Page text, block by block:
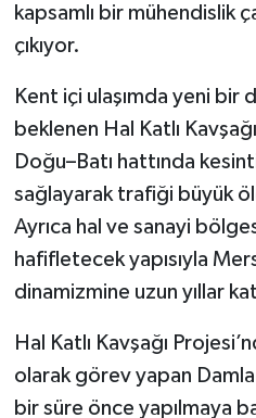
kapsamlı bir mühendislik
çıkıyor.
Kent içi ulaşımda yeni bir
beklenen Hal Katlı
Doğu–Batı hattında
sağlayarak trafiği büyük
Ayrıca hal ve sanayi
hafifletecek yapısıyla
dinamizmine uzun yıllar
Hal Katlı Kavşağı
olarak görev yapan Damla
bir süre önce yapılmaya